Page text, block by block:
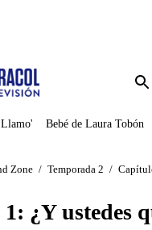
Bebé de Laura Tobón
Zone / Temporada 2 /
¿Y ustedes